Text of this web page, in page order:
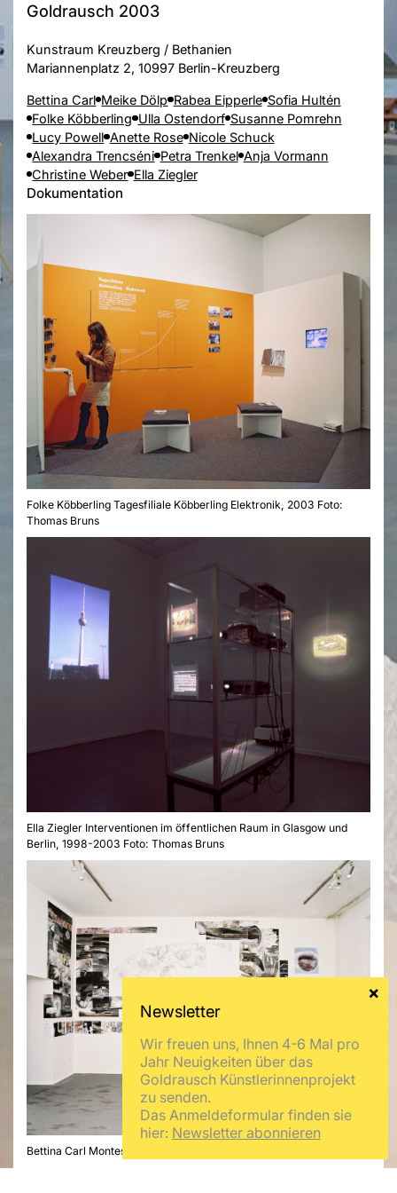
Goldrausch 2003
Kunstraum Kreuzberg / Bethanien
Mariannenplatz 2, 10997 Berlin-Kreuzberg
Bettina Carl Meike Dölp Rabea Eipperle Sofia Hultén
Folke Köbberling Ulla Ostendorf Susanne Pomrehn
Lucy Powell Anette Rose Nicole Schuck
Alexandra Trencséni Petra Trenkel Anja Vormann
Christine Weber Ella Ziegler
Dokumentation
Folke Köbberling Tagesfiliale Köbberling Elektronik, 2003 Foto:
Thomas Bruns
Ella Ziegler Interventionen im öffentlichen Raum in Glasgow und
Berlin, 1998-2003 Foto: Thomas Bruns
Bettina Carl Montes Sovietici, 2003 Foto: Thomas Bruns
Wir freuen uns, Ihnen 4-6 Mal pro
Jahr Neuigkeiten über das
Goldrausch Künstlerinnenprojekt
zu senden.
Das Anmeldeformular finden sie
hier: Newsletter abonnieren